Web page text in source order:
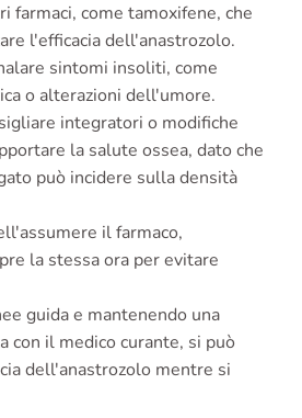
farmaci, come tamoxifene, che
l'efficacia dell'anastrozolo.
sintomi insoliti, come
o alterazioni dell'umore.
integratori o modifiche
la salute ossea, dato che
può incidere sulla densità
il farmaco,
la stessa ora per evitare
guida e mantenendo una
con il medico curante, si può
dell'anastrozolo mentre si